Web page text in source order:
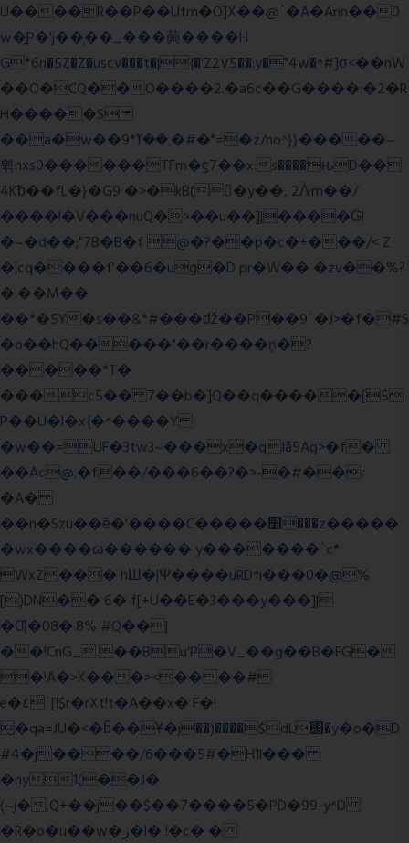
U����R��P��Utm�O]X��@`�A�Ann��0
w�͍P�'j��֛��_���䕟����H
G*6n�5Z�Z�uscv���t�|{�'Z2V5��:y�"4w�^#]σ<��nW
��O�CQ��O����2.�a6c��G����:�2�R
H�����S
��a�w��9*܂��ߌ�#�"=�z/no^}}�����~
쀢nxs0������TFm�ϛ7��x:s����ԋD��
4Kƀ��fL�}�G9 �>�kB(�ِy��, 2ᐿm��/
����!�V���nuQ�>��u��]|����Ġ!
�~�d��;"7B�B�f @�?��p�c�+���/< Z
�|cq����f'��6�ug�D pr�W�� �zv��%?
�.��M��
��*�5Y�s��&*#���ǆ��P��9`�J>�f�#S
�o��hQ�����"��r����ņ�?
�����*T�
���c5�� 7��b�]Q��q�����[5
P��U�l�x{�^����Y
�w��=UF�3tw3~���x�qIå5Ag>�f�
��Ac@:�f��/���6��?�>-�#��r
�A�
��n�Szu��ӗ�'����C�����׻���z�����
�wx����ω������ y�������`c*
WxZ��� hШ�|Ψ����uRD^i���0�@%
[)DN�� 6� f[+U��E�3���y���]|
�Ƣ�08�.8% #Q��|
��!CnG_.��Bu'P�V_��g��B�FG�
�!A�>K���><����#
e�٤`[!$r�rXt!t�A��x� F�!
̮�qa=JU�<�b̃��Ұ�j��)����$dL΢�y�o�D
#4�j����/6���5#�H1l���
�ny1(��J�
(~j�,Q+��j��$��7����5�PD�99-y^D
�R�o�u��w�ر�l� !�c� �